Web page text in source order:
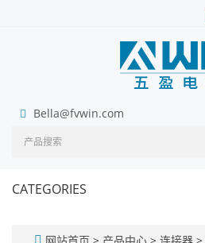
Bella@fvwin.com
CATEGORIES